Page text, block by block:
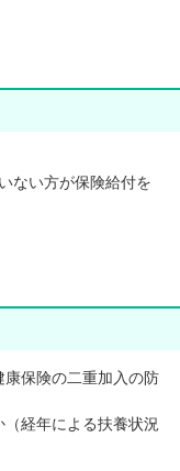
ない方が保険給付を
保険の二重加入の防
経年による扶養状況